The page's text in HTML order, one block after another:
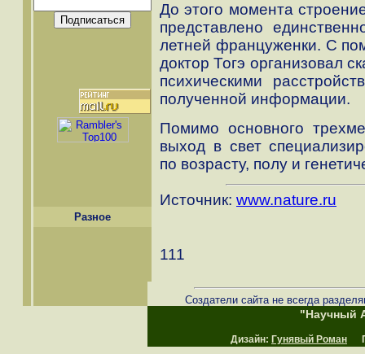
Разное
До этого момента
представлено
летней француженки. С
доктор Тогэ организовал
психическими
полученной информации.
Помимо основного
выход в свет
по возрасту, полу и
Источник: www.nature.ru
111
Создатели сайта не всегда
"Научный
Дизайн: Гунявый Роман